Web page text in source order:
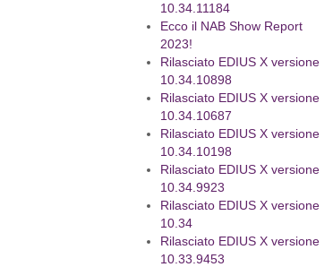
10.34.11184
Ecco il NAB Show Report
2023!
Rilasciato EDIUS X versione
10.34.10898
Rilasciato EDIUS X versione
10.34.10687
Rilasciato EDIUS X versione
10.34.10198
Rilasciato EDIUS X versione
10.34.9923
Rilasciato EDIUS X versione
10.34
Rilasciato EDIUS X versione
10.33.9453